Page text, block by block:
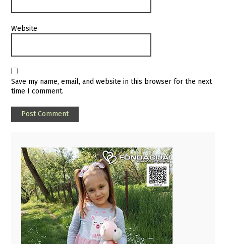
Website
Save my name, email, and website in this browser for the next
time I comment.